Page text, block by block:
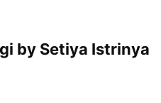
by Setiya Istrinya